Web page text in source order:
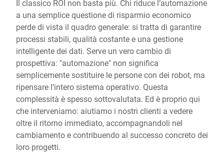
Il classico ROI non basta più. Chi riduce l’automazione
a una semplice questione di risparmio economico
perde di vista il quadro generale: si tratta di garantire
processi stabili, qualità costante e una gestione
intelligente dei dati. Serve un vero cambio di
prospettiva: "automazione" non significa
semplicemente sostituire le persone con dei robot, ma
ripensare l’intero sistema operativo. Questa
complessità è spesso sottovalutata. Ed è proprio qui
che interveniamo: aiutiamo i nostri clienti a vedere
oltre il ritorno immediato, accompagnandoli nel
cambiamento e contribuendo al successo concreto dei
loro progetti.